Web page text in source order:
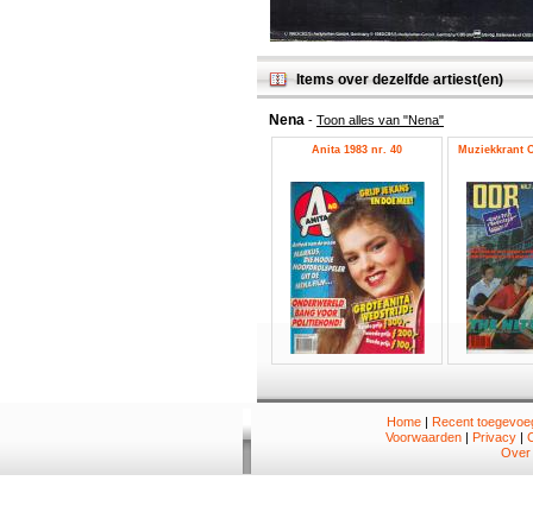
Items over dezelfde artiest(en)
Nena - Toon alles van "Nena"
Anita 1983 nr. 40 Muziekkrant
Home| Recent
Voorwaarden | Privacy |
Over